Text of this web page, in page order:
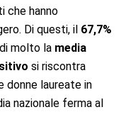
che hanno
Di questi, il 67,7%
di molto la media
si riscontra
donne laureate in
nazionale ferma al